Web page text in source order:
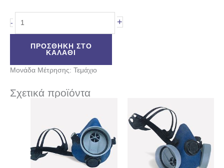
- +
ΠΡΟΣΘΉΚΗ ΣΤΟ
ΚΑΛΆΘΙ
Μονάδα Μέτρησης: Τεμάχιο
Σχετικά προϊόντα